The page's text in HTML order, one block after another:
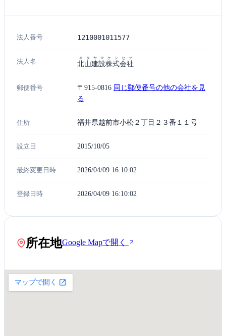
法人番号 1210001011577
法人名 北山建設株式会社
キタヤマケンセツ
郵便番号 〒915-0816 同じ郵便番号の他の会社を見
る
住所 福井県越前市小松２丁目２３番１１号
設立日 2015/10/05
最終変更日時 2026/04/09 16:10:02
登録日時 2026/04/09 16:10:02
所在地Google Mapで開く